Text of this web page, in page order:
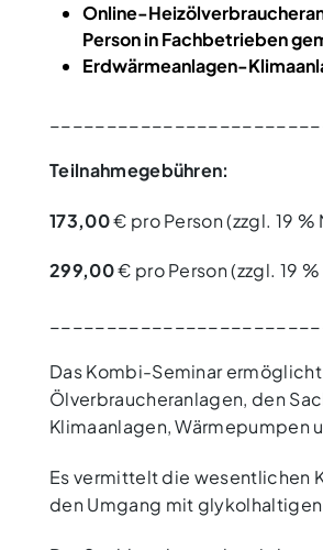
Online-
Person in Fachbetrieben
Erdwärmeanlagen-
Teilnahmegebühren:
173,00€ pro Person (zzgl. 19
299,00€ pro Person (zzgl. 19
Das Kombi-Seminar
Ölverbraucheranlagen, den
Klimaanlagen, Wärmepumpen
Es vermittelt die wesentlichen
den Umgang mit